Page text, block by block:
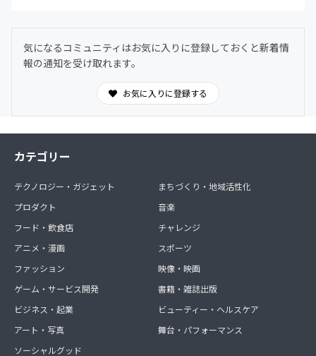
気になるコミュニティはお気に入りに登録しておくと新着情
報の通知を受け取れます。
お気に入りに登録する
カテゴリー
テクノロジー・ガジェット
プロダクト
フード・飲食店
アニメ・漫画
ファッション
ゲーム・サービス開発
ビジネス・起業
アート・写真
ソーシャルグッド
まちづくり・地域活性化
音楽
チャレンジ
スポーツ
映像・映画
書籍・雑誌出版
ビューティー・ヘルスケア
舞台・パフォーマンス